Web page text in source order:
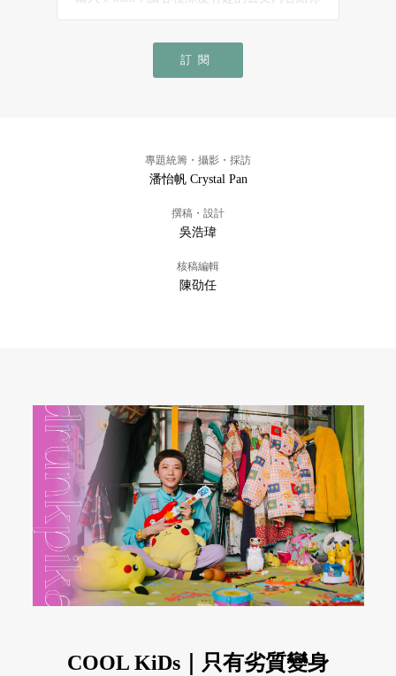
訂閱
專題統籌・攝影・採訪
潘怡帆 Crystal Pan
撰稿・設計
吳浩瑋
核稿編輯
陳劭任
COOL KiDs｜只有劣質變身